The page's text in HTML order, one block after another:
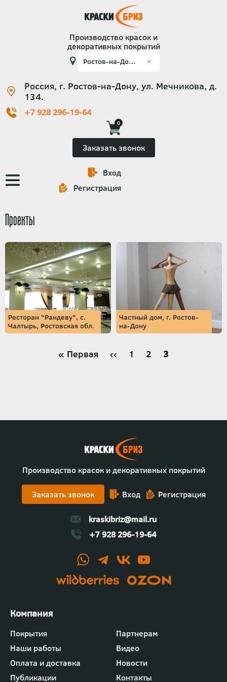
Производство красок и
декоративных покрытий
Россия, г. Ростов-на-Дону, ул. Мечникова, д.
134.
+7 928 296-19-64
0
Заказать звонок
Основная
навигация
Вход
Регистрация
Проекты
Ресторан "Рандеву", с.
Чалтырь, Ростовская обл.
Частный дом, г. Ростов-
на-Дону
НумерацияПервая
« Первая ←
‹‹ Страница
1 Страница
2
Текущая
3
Производство красок и декоративных покрытий
Заказать звонок Вход Регистрация
kraskibriz@mail.ru
+7 928 296-19-64
Футер
-
меню
"Компания"
Покрытия
Партнерам
Наши работы
Видео
Оплата и доставка
Новости
Публикации
Контакты